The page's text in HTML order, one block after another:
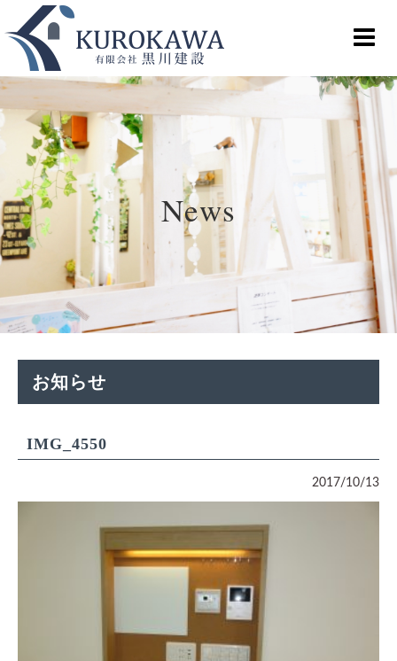
News
お知らせ
IMG_4550
2017/10/13